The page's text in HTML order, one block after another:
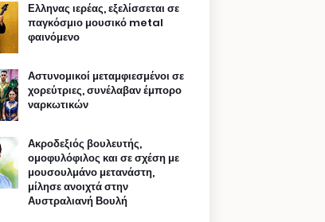
Ελληνας ιερέας, εξελίσσεται σε
παγκόσμιο μουσικό metal
φαινόμενο
Αστυνομικοί μεταμφιεσμένοι σε
χορεύτριες, συνέλαβαν έμπορο
ναρκωτικών
Ακροδεξιός βουλευτής,
ομοφυλόφιλος και σε σχέση με
μουσουλμάνο μετανάστη,
μίλησε ανοιχτά στην
Αυστραλιανή Βουλή